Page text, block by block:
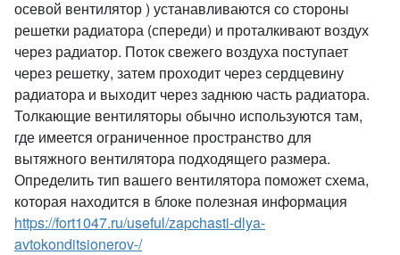
осевой вентилятор ) устанавливаются со стороны
решетки радиатора (спереди) и проталкивают воздух
через радиатор. Поток свежего воздуха поступает
через решетку, затем проходит через сердцевину
радиатора и выходит через заднюю часть радиатора.
Толкающие вентиляторы обычно используются там,
где имеется ограниченное пространство для
вытяжного вентилятора подходящего размера.
Определить тип вашего вентилятора поможет схема,
которая находится в блоке полезная информация
https://fort1047.ru/useful/zapchasti-dlya-
avtokonditsionerov-/